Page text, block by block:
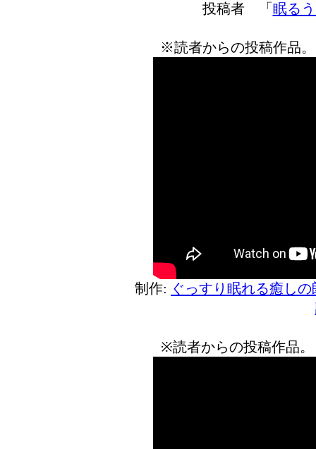
投稿者 「 眠る
※読者からの投稿作品
制作: ぐっすり眠れる癒し
※読者からの投稿作品